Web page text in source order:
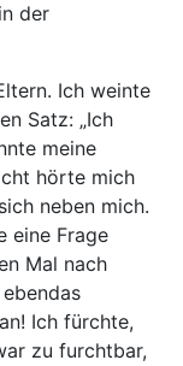
der
Ich weinte
Satz: „Ich
meine
hörte mich
neben mich.
eine Frage
Mal nach
Ich fürchte,
zu furchtbar,